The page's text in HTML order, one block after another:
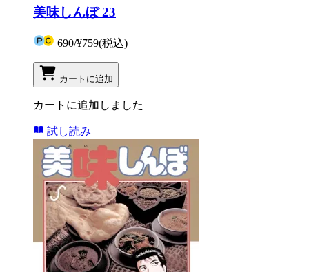
美味しんぼ 23
690/¥759(税込)
カートに追加
カートに追加しました
試し読み